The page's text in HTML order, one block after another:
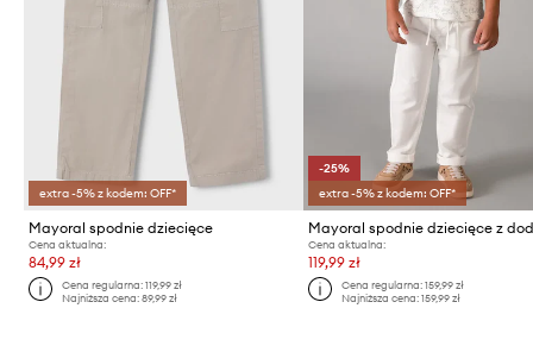
extra -5% z kodem: OFF*
Mayoral spodnie dziecięce
Cena aktualna:
84,99 zł
Cena regularna:119,99 zł
Najniższa cena:89,99 zł
-25%
extra -5% z kodem: OFF*
Cena aktualna:
119,99 zł
Cena regularna: 159,99 zł
Najniższa cena: 159,99 zł